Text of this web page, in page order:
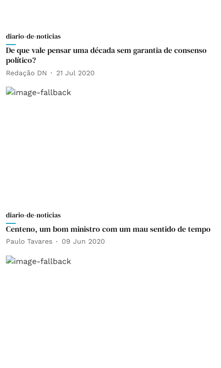
diario-de-noticias
De que vale pensar uma década sem garantia de consenso
político?
Redação DN 21 Jul 2020
diario-de-noticias
Centeno, um bom ministro com um mau sentido de tempo
Paulo Tavares 09 Jun 2020